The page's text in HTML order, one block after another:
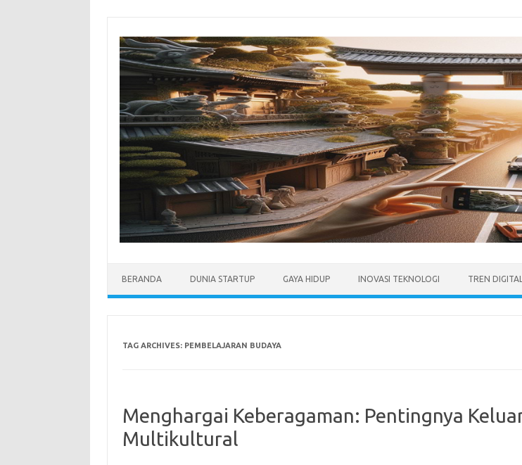
content
BERANDA DUNIA STARTUP GAYA HIDUP INOVASI TEKNOLOGI TREN DIGITAL
TAG ARCHIVES: PEMBELAJARAN BUDAYA
Menghargai Keberagaman: Pentingnya
Multikultural